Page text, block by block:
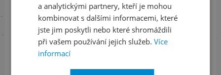
ODEBÍRAT NEWSLETTER
Sledujte nás na sociálních sítích
a analytickými partnery, kteří je mohou
kombinovat s dalšími informacemi, které
jste jim poskytli nebo které shromáždili
při vašem používání jejich služeb. Více
informací